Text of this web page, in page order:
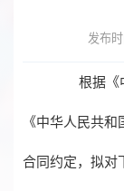
发布
根据《中
《中华人民共
合同约定，拟对